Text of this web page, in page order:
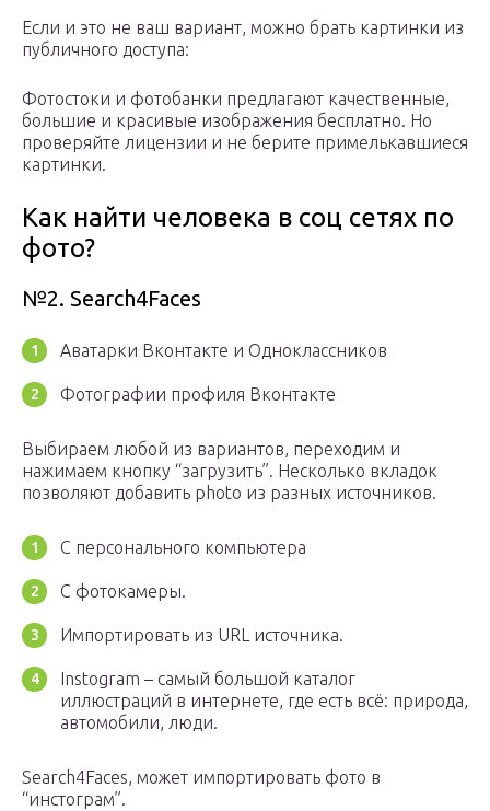
Если и это не ваш вариант, можно брать картинки из
публичного доступа:
Фотостоки и фотобанки предлагают качественные,
большие и красивые изображения бесплатно. Но
проверяйте лицензии и не берите примелькавшиеся
картинки.
Как найти человека в соц сетях по
фото?
№2. Search4Faces
Аватарки Вконтакте и Одноклассников
Фотографии профиля Вконтакте
Выбираем любой из вариантов, переходим и
нажимаем кнопку “загрузить”. Несколько вкладок
позволяют добавить photo из разных источников.
С персонального компьютера
С фотокамеры.
Импортировать из URL источника.
Instogram – самый большой каталог
иллюстраций в интернете, где есть всё: природа,
автомобили, люди.
Search4Faces, может импортировать фото в
“инстограм”.